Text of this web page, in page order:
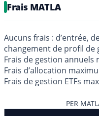
Frais MATLA
Aucuns frais : d’entrée,
changement de profil de
Frais de gestion annuels
Frais d’allocation
Frais de gestion ETFs
PER